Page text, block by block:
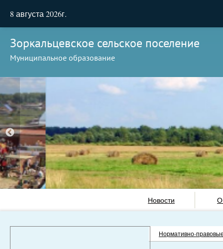
8 августа 2026г.
Зоркальцевское сельское поселение
Муниципальное образование
Новости
Нормативно-